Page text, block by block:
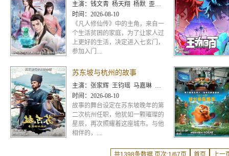
主演： 钱文青 杨天翔 杨默 歪歪 谷江山 乔诗语
时间： 2026-08-10
《凡人修仙传》中的主角，来自一
个生活贫困的家庭，为了让家人过
上更好的生活，决定进入七玄门，
参加入门....
苏东坡与杭州的故事
主演： 张家辉 王钧瑶 马嘉琳 戈昕宇 李雨泽 王诩 张加麒 苏阳林 司小幽 小五 顾炎 正正 王辅平 董灿
时间： 2026-08-10
故事的舞台设定在苏东坡晚年的第
二次杭州任职，他犹如一颗璀璨的
星辰，再次照耀着这座城市。与他
相伴的，....
共1398条数据 页次:1/67页 首页 上一